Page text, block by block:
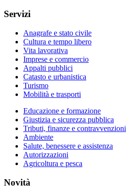
Servizi
Anagrafe e stato civile
Cultura e tempo libero
Vita lavorativa
Imprese e commercio
Appalti pubblici
Catasto e urbanistica
Turismo
Mobilità e trasporti
Educazione e formazione
Giustizia e sicurezza pubblica
Tributi, finanze e contravvenzioni
Ambiente
Salute, benessere e assistenza
Autorizzazioni
Agricoltura e pesca
Novità